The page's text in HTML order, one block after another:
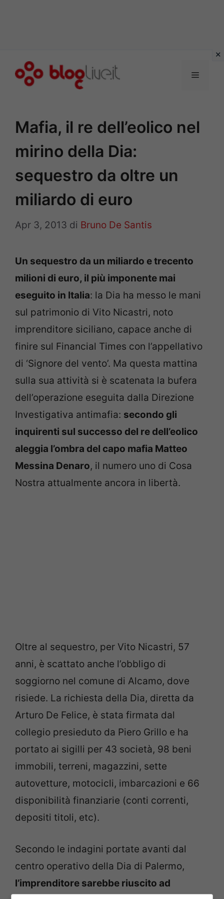
Menu
Mafia, il re dell’eolico nel
mirino della Dia:
sequestro da oltre un
miliardo di euro
Apr 3, 2013 di Bruno De Santis
Un sequestro da un miliardo e trecento
milioni di euro, il più imponente mai
eseguito in Italia: la Dia ha messo le mani
sul patrimonio di Vito Nicastri, noto
imprenditore siciliano, capace anche di
finire sul Financial Times con l’appellativo
di ‘Signore del vento’. Ma questa mattina
sulla sua attività si è scatenata la bufera
dell’operazione eseguita dalla Direzione
Investigativa antimafia: secondo gli
inquirenti sul successo del re dell’eolico
aleggia l’ombra del capo mafia Matteo
Messina Denaro, il numero uno di Cosa
Nostra attualmente ancora in libertà.
Oltre al sequestro, per Vito Nicastri, 57
anni, è scattato anche l’obbligo di
soggiorno nel comune di Alcamo, dove
risiede. La richiesta della Dia, diretta da
Arturo De Felice, è stata firmata dal
collegio presieduto da Piero Grillo e ha
portato ai sigilli per 43 società, 98 beni
immobili, terreni, magazzini, sette
autovetture, motocicli, imbarcazioni e 66
disponibilità finanziarie (conti correnti,
depositi titoli, etc).
Secondo le indagini portate avanti dal
centro operativo della Dia di Palermo,
l’imprenditore sarebbe riuscito ad